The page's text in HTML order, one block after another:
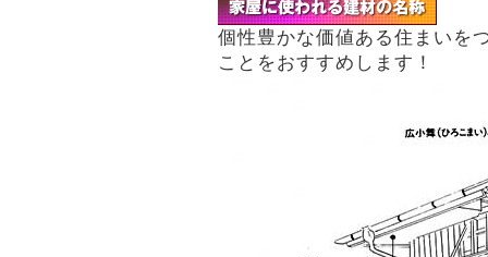
個性豊かな価値ある住まいを
ことをおすすめします！